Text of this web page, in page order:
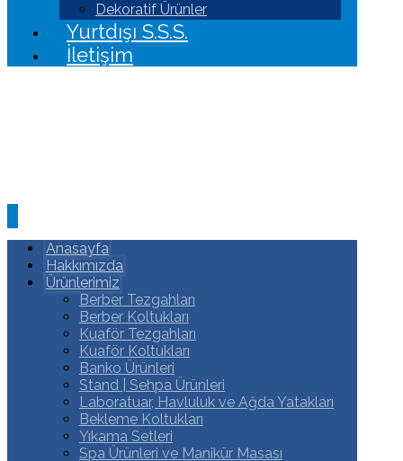
Dekoratif Ürünler
Yurtdışı S.S.S.
İletişim
Anasayfa
Hakkımızda
Ürünlerimiz
Berber Tezgahları
Berber Koltukları
Kuaför Tezgahları
Kuaför Koltukları
Banko Ürünleri
Stand | Sehpa Ürünleri
Laboratuar, Havluluk ve Ağda Yatakları
Bekleme Koltukları
Yıkama Setleri
Spa Ürünleri ve Manikür Masası